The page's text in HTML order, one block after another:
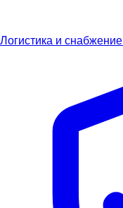
Логистика и снабжение